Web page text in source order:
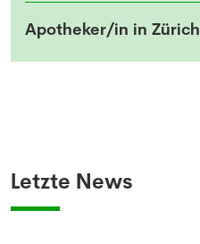
Apotheker/in in Zürich
Letzte News